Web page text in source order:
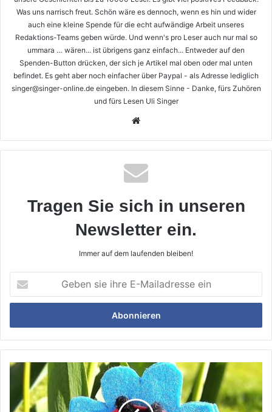
Was uns narrisch freut. Schön wäre es dennoch, wenn es hin und wider
auch eine kleine Spende für die echt aufwändige Arbeit unseres
Redaktions-Teams geben würde. Und wenn's pro Leser auch nur mal so
ummara … wären... ist übrigens ganz einfach... Entweder auf den
Spenden-Button drücken, der sich je Artikel mal oben oder mal unten
befindet. Es geht aber noch einfacher über Paypal - als Adresse lediglich
singer@singer-online.de eingeben. In diesem Sinne - Danke, fürs Zuhören
und fürs Lesen Uli Singer
Tragen Sie sich in unseren
Newsletter ein.
Immer auf dem laufenden bleiben!
sie
ihre
Mailadresse
ein
Randalierer
Gauting
in